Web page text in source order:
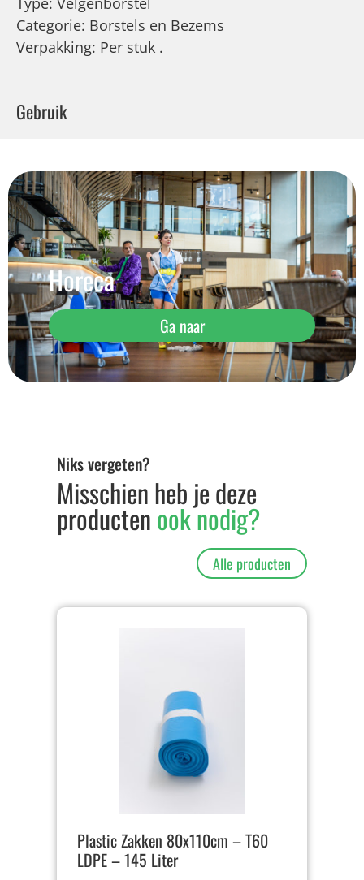
Categorie: Borstels en Bezems
Verpakking: Per stuk .
Gebruik
Horeca
Ga naar
Niks vergeten?
Misschien heb je deze
productenook nodig?
Alle producten
Plastic Zakken 80x110cm – T60
LDPE – 145 Liter